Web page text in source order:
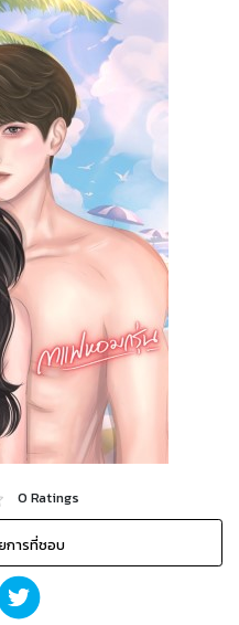
0 Ratings
การที่ชอบ